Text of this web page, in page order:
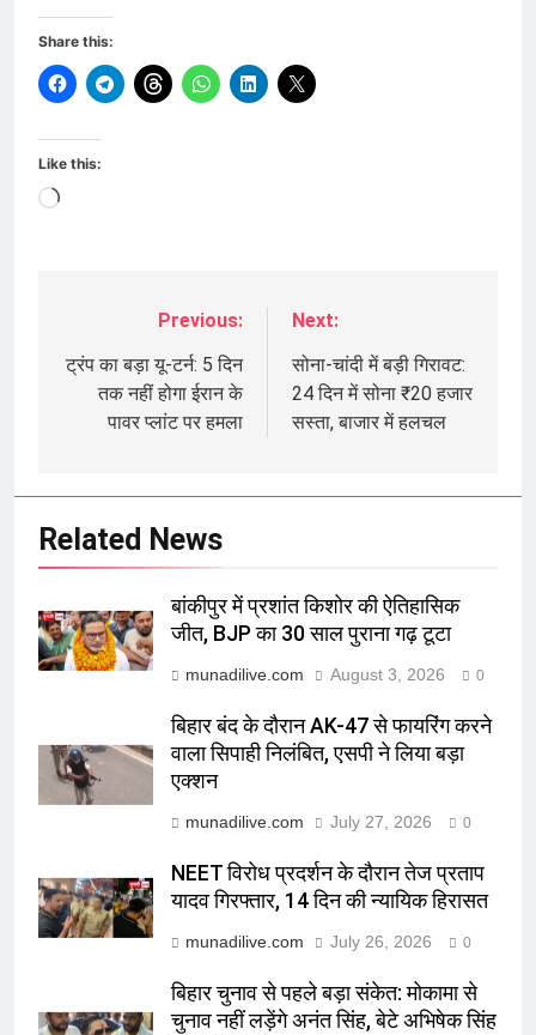
Share this:
Like this:
Loading…
navigation
Previous:
ट्रंप का बड़ा यू-टर्न: 5 दिन
तक नहीं होगा ईरान के
पावर प्लांट पर हमला
Next:
सोना-चांदी में बड़ी गिरावट:
24 दिन में सोना ₹20 हजार
सस्ता, बाजार में हलचल
Related News
बांकीपुर में प्रशांत किशोर की ऐतिहासिक
जीत, BJP का 30 साल पुराना गढ़ टूटा
munadilive.com August 3, 2026 0
बिहार बंद के दौरान AK-47 से फायरिंग करने
वाला सिपाही निलंबित, एसपी ने लिया बड़ा
एक्शन
munadilive.com July 27, 2026 0
NEET विरोध प्रदर्शन के दौरान तेज प्रताप
यादव गिरफ्तार, 14 दिन की न्यायिक हिरासत
munadilive.com July 26, 2026 0
बिहार चुनाव से पहले बड़ा संकेत: मोकामा से
चुनाव नहीं लड़ेंगे अनंत सिंह, बेटे अभिषेक सिंह